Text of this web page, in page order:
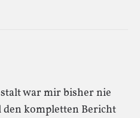
war mir bisher nie
kompletten Bericht